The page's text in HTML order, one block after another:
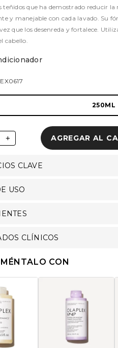
teñidos que ha demostrado reducir
y manejable con cada lavado. Su
que los desenreda y fortalece.
cabello.
250ML
+ AGREGAR AL
CLAVE
USO
CLÍNICOS
CON